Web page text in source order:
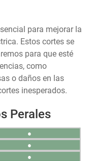
para mejorar la
Estos cortes se
para que esté
como
o daños en las
inesperados.
Perales
●
●
●